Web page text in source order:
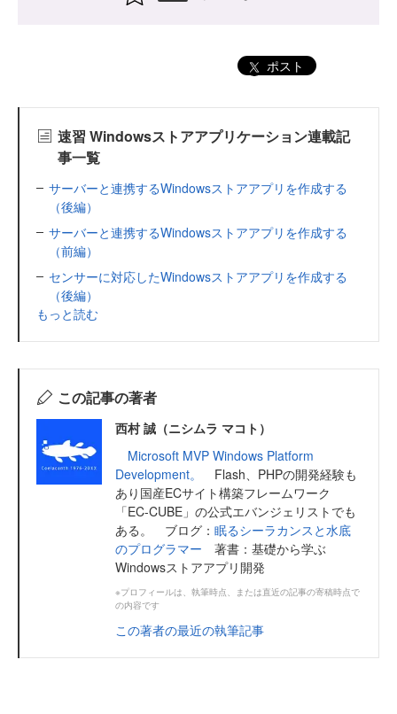
ポスト
速習 Windowsストアアプリケーション連載記
事一覧
サーバーと連携するWindowsストアアプリを作成する
（後編）
サーバーと連携するWindowsストアアプリを作成する
（前編）
センサーに対応したWindowsストアアプリを作成する
（後編）
もっと読む
この記事の著者
西村 誠（ニシムラ マコト）
Microsoft MVP Windows Platform
Development。
Flash、PHPの開発経験も
あり国産ECサイト構築フレームワーク
「EC-CUBE」の公式エバンジェリストでも
ある。 ブログ： 眠るシーラカンスと水底
のプログラマー 著書：基礎から学ぶ
Windowsストアアプリ開発
※プロフィールは、執筆時点、または直近の記事の寄稿時点で
の内容です
この著者の最近の執筆記事